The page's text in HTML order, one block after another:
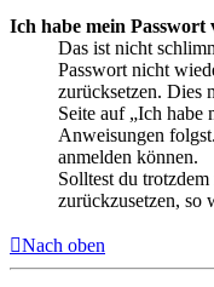
Ich habe mein Passwort
Das ist nicht
Passwort nicht
zurücksetzen. Dies
Seite auf „Ich habe
Anweisungen
anmelden können.
Solltest du
zurückzusetzen, so
Nach oben